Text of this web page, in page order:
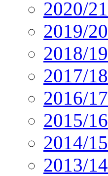
2020/21
2019/20
2018/19
2017/18
2016/17
2015/16
2014/15
2013/14